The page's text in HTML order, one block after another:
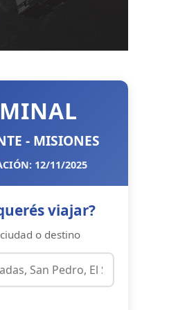
- MISIONES
12/11/2025
viajar?
o destino